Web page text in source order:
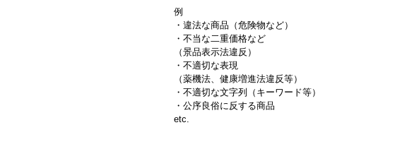
例
・違法な商品（危険物など）
・不当な二重価格など
（景品表示法違反）
・不適切な表現
（薬機法、健康増進法違反等）
・不適切な文字列（キーワード等）
・公序良俗に反する商品
etc.